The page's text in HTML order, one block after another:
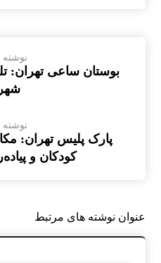
نوشته
بوستان ساعی تهران:
نوشته
پارک پلیس تهران:
کودکان و
عنوان ‫نوشته های مرتبط